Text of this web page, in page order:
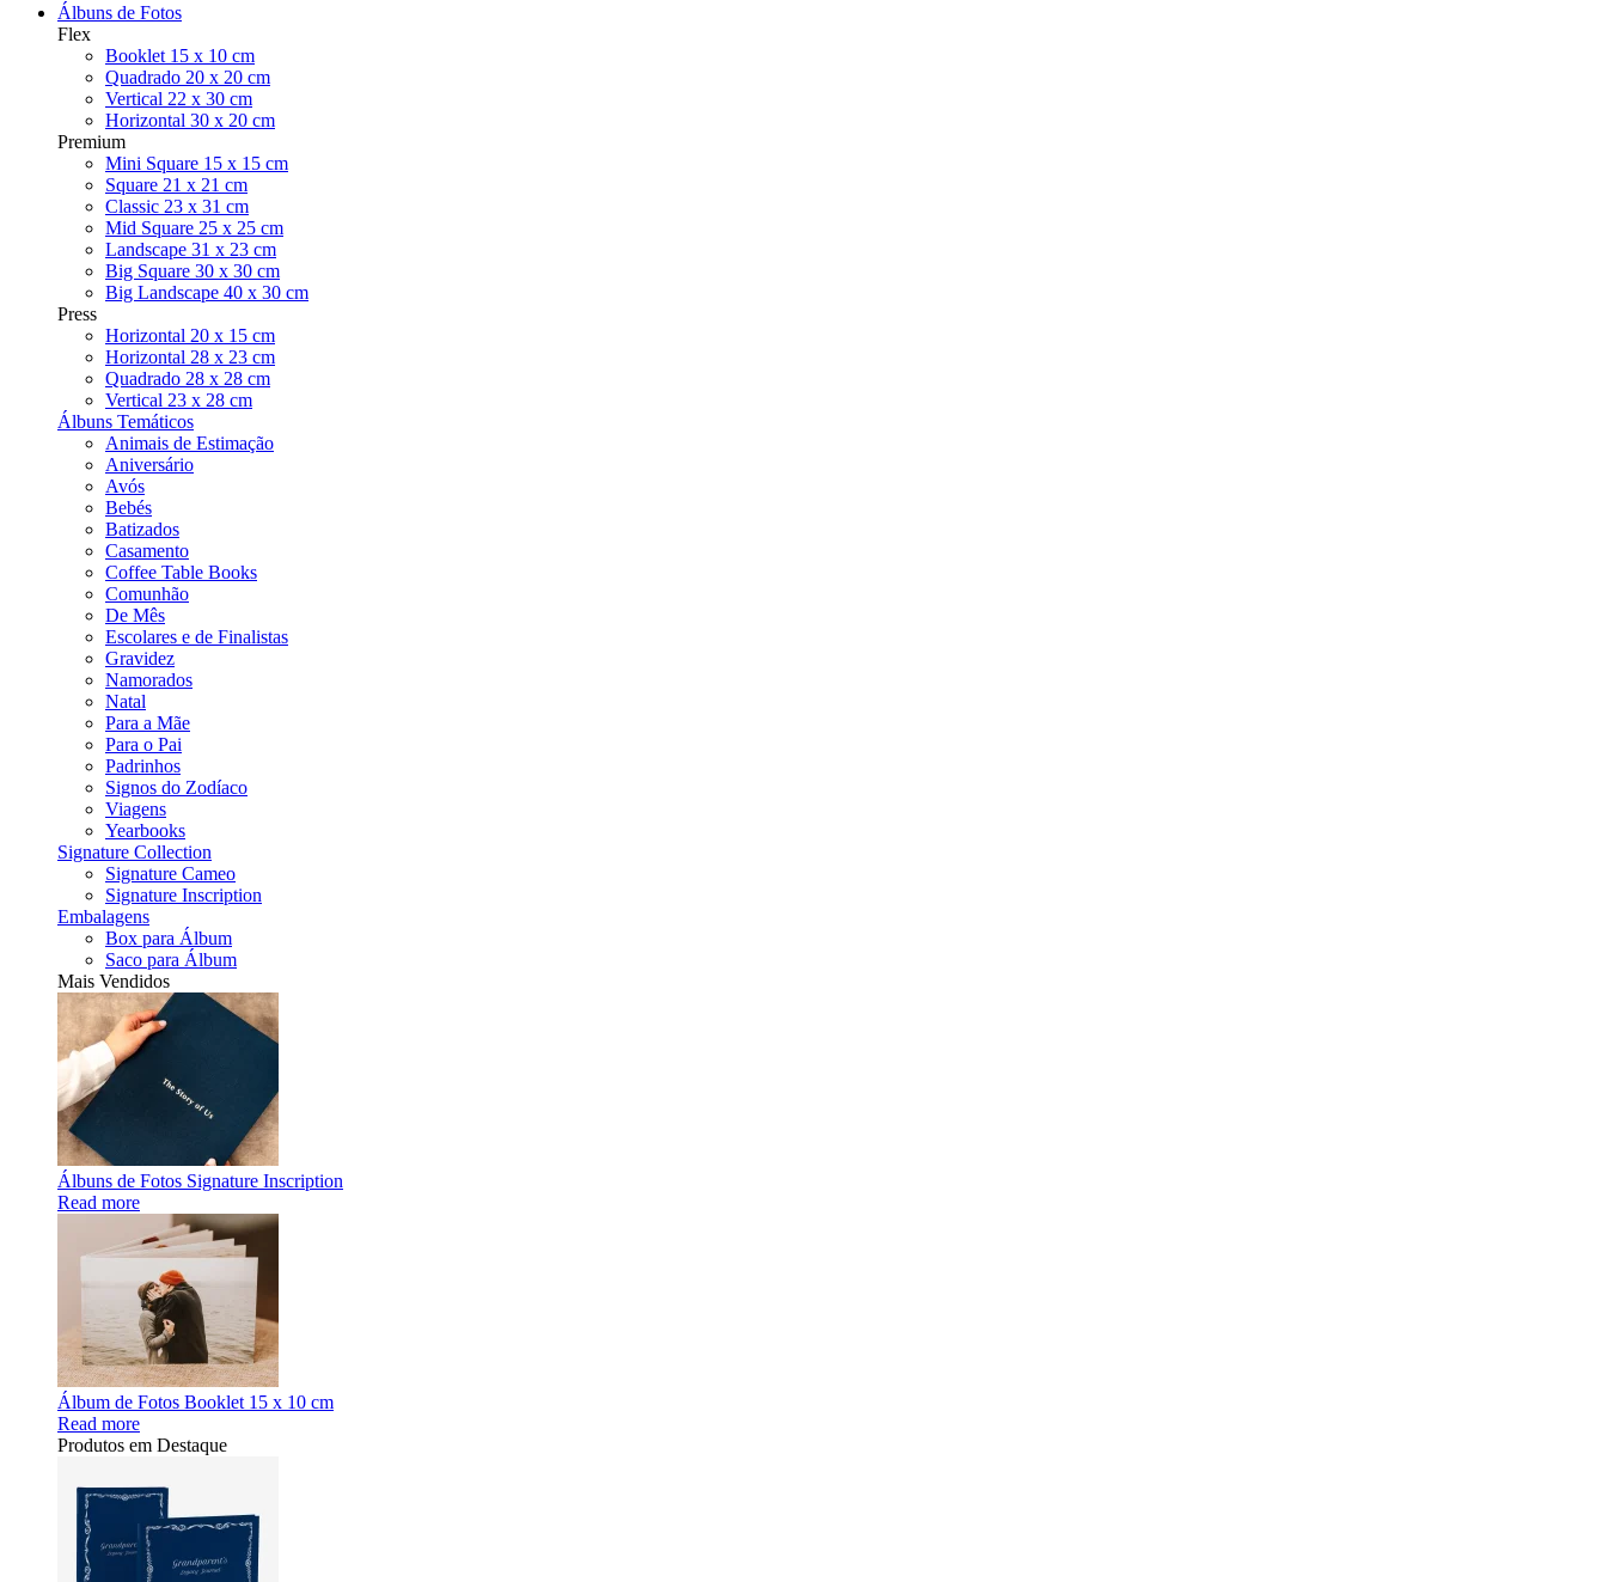
Álbuns de Fotos
Flex
Booklet 15 x 10 cm
Quadrado 20 x 20 cm
Vertical 22 x 30 cm
Horizontal 30 x 20 cm
Premium
Mini Square 15 x 15 cm
Square 21 x 21 cm
Classic 23 x 31 cm
Mid Square 25 x 25 cm
Landscape 31 x 23 cm
Big Square 30 x 30 cm
Big Landscape 40 x 30 cm
Press
Horizontal 20 x 15 cm
Horizontal 28 x 23 cm
Quadrado 28 x 28 cm
Vertical 23 x 28 cm
Álbuns Temáticos
Animais de Estimação
Aniversário
Avós
Bebés
Batizados
Casamento
Coffee Table Books
Comunhão
De Mês
Escolares e de Finalistas
Gravidez
Namorados
Natal
Para a Mãe
Para o Pai
Padrinhos
Signos do Zodíaco
Viagens
Yearbooks
Signature Collection
Signature Cameo
Signature Inscription
Embalagens
Box para Álbum
Saco para Álbum
Mais Vendidos
Álbuns de Fotos Signature Inscription
Read more
Álbum de Fotos Booklet 15 x 10 cm
Read more
Produtos em Destaque